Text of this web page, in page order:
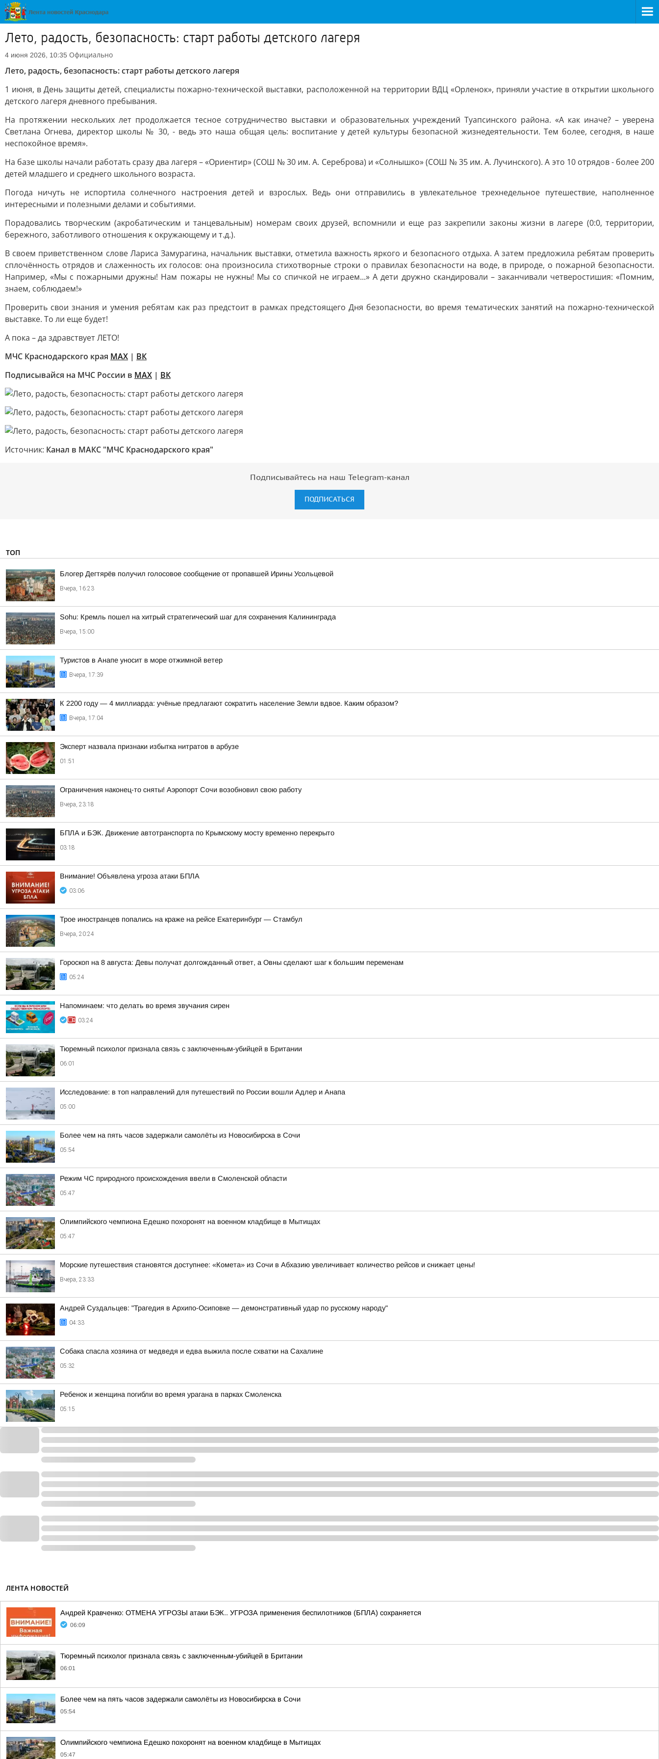
Лето, радость, безопасность: старт работы детского лагеря
4 июня 2026, 10:35 Официально
Лето, радость, безопасность: старт работы детского лагеря
1 июня, в День защиты детей, специалисты пожарно-технической выставки, расположенной на территории ВДЦ «Орленок», приняли участие в открытии школьного
детского лагеря дневного пребывания.
На протяжении нескольких лет продолжается тесное сотрудничество выставки и образовательных учреждений Туапсинского района. «А как иначе? – уверена
Светлана Огнева, директор школы № 30, - ведь это наша общая цель: воспитание у детей культуры безопасной жизнедеятельности. Тем более, сегодня, в наше
неспокойное время».
На базе школы начали работать сразу два лагеря – «Ориентир» (СОШ № 30 им. А. Сереброва) и «Солнышко» (СОШ № 35 им. А. Лучинского). А это 10 отрядов - более 200
детей младшего и среднего школьного возраста.
Погода ничуть не испортила солнечного настроения детей и взрослых. Ведь они отправились в увлекательное трехнедельное путешествие, наполненное
интересными и полезными делами и событиями.
Порадовались творческим (акробатическим и танцевальным) номерам своих друзей, вспомнили и еще раз закрепили законы жизни в лагере (0:0, территории,
бережного, заботливого отношения к окружающему и т.д.).
В своем приветственном слове Лариса Замурагина, начальник выставки, отметила важность яркого и безопасного отдыха. А затем предложила ребятам проверить
сплочённость отрядов и слаженность их голосов: она произносила стихотворные строки о правилах безопасности на воде, в природе, о пожарной безопасности.
Например, «Мы с пожарными дружны! Нам пожары не нужны! Мы со спичкой не играем...» А дети дружно скандировали – заканчивали четверостишия: «Помним,
знаем, соблюдаем!»
Проверить свои знания и умения ребятам как раз предстоит в рамках предстоящего Дня безопасности, во время тематических занятий на пожарно-технической
выставке. То ли еще будет!
А пока – да здравствует ЛЕТО!
МЧС Краснодарского края МАХ | ВК
Подписывайся на МЧС России в MAX | ВК
Источник: Канал в МАКС "МЧС Краснодарского края"
Подписывайтесь на наш Telegram-канал
ПОДПИСАТЬСЯ
ТОП
Блогер Дегтярёв получил голосовое сообщение от пропавшей Ирины Усольцевой
Вчера, 16:23
Sohu: Кремль пошел на хитрый стратегический шаг для сохранения Калининграда
Вчера, 15:00
Туристов в Анапе уносит в море отжимной ветер
Вчера, 17:39
К 2200 году — 4 миллиарда: учёные предлагают сократить население Земли вдвое. Каким образом?
Вчера, 17:04
Эксперт назвала признаки избытка нитратов в арбузе
01:51
Ограничения наконец-то сняты! Аэропорт Сочи возобновил свою работу
Вчера, 23:18
БПЛА и БЭК. Движение автотранспорта по Крымскому мосту временно перекрыто
03:18
Внимание! Объявлена угроза атаки БПЛА
03:06
Трое иностранцев попались на краже на рейсе Екатеринбург — Стамбул
Вчера, 20:24
Гороскоп на 8 августа: Девы получат долгожданный ответ, а Овны сделают шаг к большим переменам
05:24
Напоминаем: что делать во время звучания сирен
03:24
Тюремный психолог признала связь с заключенным-убийцей в Британии
06:01
Исследование: в топ направлений для путешествий по России вошли Адлер и Анапа
05:00
Более чем на пять часов задержали самолёты из Новосибирска в Сочи
05:54
Режим ЧС природного происхождения ввели в Смоленской области
05:47
Олимпийского чемпиона Едешко похоронят на военном кладбище в Мытищах
05:47
Морские путешествия становятся доступнее: «Комета» из Сочи в Абхазию увеличивает количество рейсов и снижает цены!
Вчера, 23:33
Андрей Суздальцев: "Трагедия в Архипо-Осиповке — демонстративный удар по русскому народу"
04:33
Собака спасла хозяина от медведя и едва выжила после схватки на Сахалине
05:32
Ребенок и женщина погибли во время урагана в парках Смоленска
05:15
ЛЕНТА НОВОСТЕЙ
Андрей Кравченко: ОТМЕНА УГРОЗЫ атаки БЭК.. УГРОЗА применения беспилотников (БПЛА) сохраняется
06:09
Тюремный психолог признала связь с заключенным-убийцей в Британии
06:01
Более чем на пять часов задержали самолёты из Новосибирска в Сочи
05:54
Олимпийского чемпиона Едешко похоронят на военном кладбище в Мытищах
05:47